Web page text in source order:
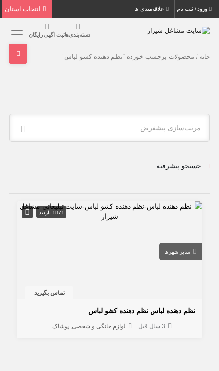
ورود / ثبت نام علاقه‌مندی ها
دسته‌بندی‌هاثبت اگهی رایگان
خانه / محصولات برچسب خورده “نظم دهنده كشو لباس”
مرتب‌سازی پیشفرض
جستجو پیشرفته
1871 بازدید
سایر شهرها
تماس بگیرید
نظم دهنده لباس نظم دهنده كشو لباس
3 سال قبل لوازم خانگی و شخصی پوشاک